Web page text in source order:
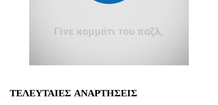
ΤΕΛΕΥΤΑΙΕΣ ΑΝΑΡΤΗΣΕΙΣ